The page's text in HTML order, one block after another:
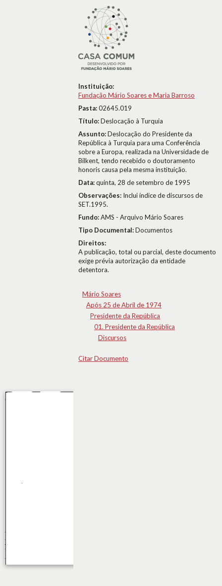
Instituição:
Fundação Mário Soares e Maria Barroso
Pasta:02645.019
Título:Deslocação à Turquia
Assunto:Deslocação do Presidente da
República à Turquia para uma Conferência
sobre a Europa, realizada na Universidade de
Bilkent, tendo recebido o doutoramento
honoris causa pela mesma instituição.
Data:quinta, 28 de setembro de 1995
Observações: Inclui índice de discursos de
SET.1995.
Fundo:AMS - Arquivo Mário Soares
Tipo Documental:Documentos
Direitos:
A publicação, total ou parcial, deste documento
exige prévia autorização da entidade
detentora.
Mário Soares
Após 25 de Abril de 1974
Presidente da República
01. Presidente da República
Discursos
Citar Documento